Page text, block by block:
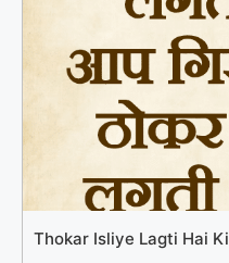
Thokar Isliye Lagti Hai Ki